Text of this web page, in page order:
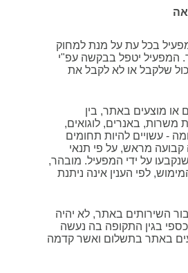
בכל עת על מנת למחוק
המפעיל יטפל בבקשה עפ"י
שלקבל או לא לקבל את
או מוצעים באתר, בין
משרות, באנרים, לוגואים,
- עשויים להיות תחומים
קבועה מראש, על פי תנאי
על ידי המפעיל. מובהר,
לפי הענין אינה ניתנת
השירותים באתר, לא יהיה
בגין התקופה בה נעשה
באתר בתשלום ואשר קדמה